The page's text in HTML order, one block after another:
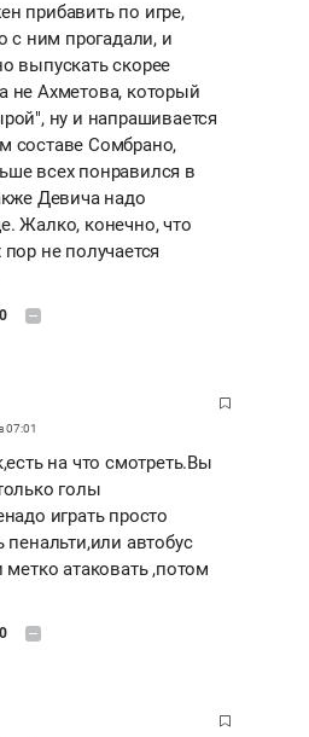
прибавить по игре,
с ним прогадали, и
выпускать скорее
не Ахметова, который
ну и напрашивается
составе Сомбрано,
всех понравился в
Девича надо
Жалко, конечно, что
не получается
0
07:01
на что смотреть.Вы
голы
играть просто
пенальти,или автобус
метко атаковать ,потом
0